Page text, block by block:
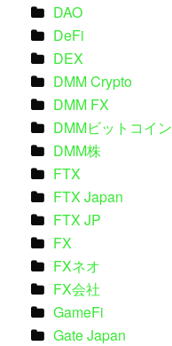
DAO
DeFi
DEX
DMM Crypto
DMM FX
DMMビットコイン
DMM株
FTX
FTX Japan
FTX JP
FX
FXネオ
FX会社
GameFi
Gate Japan